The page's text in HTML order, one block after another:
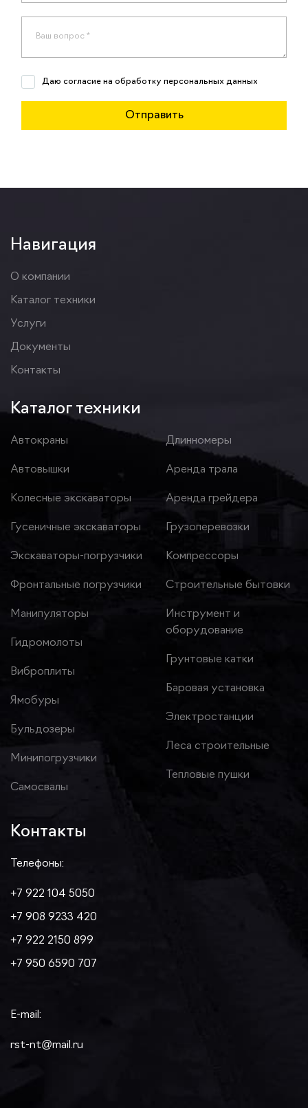
Даю согласие на обработку персональных данных
Навигация
О компании
Каталог техники
Услуги
Документы
Контакты
Каталог техники
Автокраны
Автовышки
Колесные экскаваторы
Гусеничные экскаваторы
Экскаваторы-погрузчики
Фронтальные погрузчики
Манипуляторы
Гидромолоты
Виброплиты
Ямобуры
Бульдозеры
Минипогрузчики
Самосвалы
Длинномеры
Аренда трала
Аренда грейдера
Грузоперевозки
Компрессоры
Строительные бытовки
Инструмент и
оборудование
Грунтовые катки
Баровая установка
Электростанции
Леса строительные
Тепловые пушки
Контакты
Телефоны:
+7 922 104 5050
+7 908 9233 420
+7 922 2150 899
+7 950 6590 707
E-mail:
rst-nt@mail.ru